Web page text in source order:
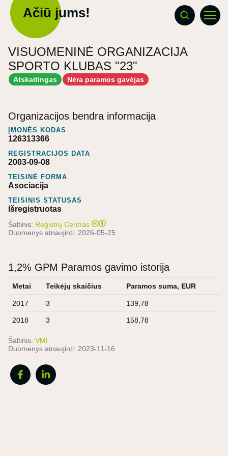
Ačiū jums!
VISUOMENINĖ ORGANIZACIJA
SPORTO KLUBAS "23"
Atskaitingas Nėra paramos gavėjas
Organizacijos bendra informacija
ĮMONĖS KODAS
126313366
REGISTRACIJOS DATA
2003-09-08
TEISINĖ FORMA
Asociacija
TEISINIS STATUSAS
Išregistruotas
Šaltinis: Registrų Centras
Duomenys atnaujinti: 2026-05-25
1,2% GPM Paramos gavimo istorija
Metai Teikėjų skaičius Paramos suma, EUR
2017 3 139,78
2018 3 158,78
Šaltinis: VMI
Duomenys atnaujinti: 2023-11-16